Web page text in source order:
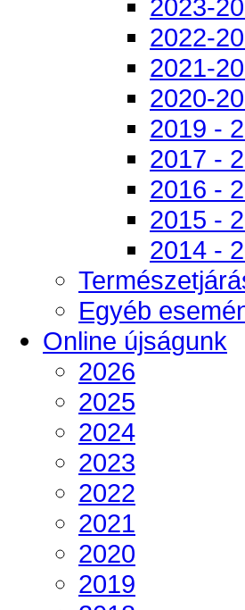
2023-
2022-
2021-
2020-
2019 -
2017 -
2016 -
2015 -
2014 -
Egyéb
Online újságunk
2026
2025
2024
2023
2022
2021
2020
2019